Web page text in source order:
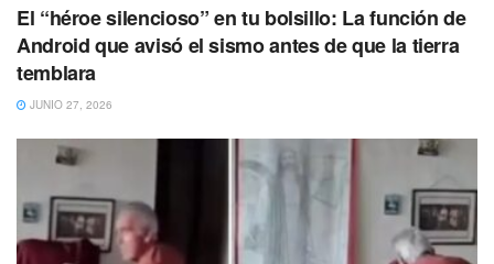
demostrando que la esperanza muere al último y que los
animales pueden ser igual, o más de agradecidos que las
personas.
También te puede interesar Leer
El “héroe silencioso” en tu bolsillo: La función de
Android que avisó el sismo antes de que la tierra
temblara
JUNIO 27, 2026